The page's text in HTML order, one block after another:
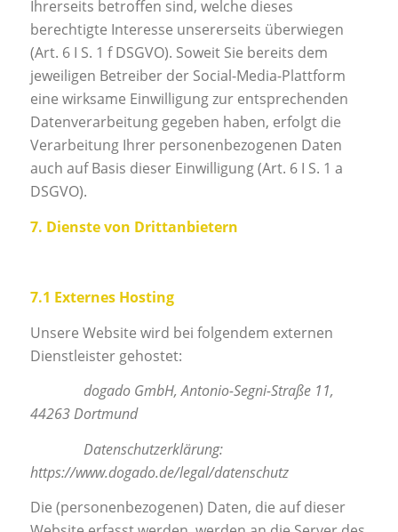
Ihrerseits betroffen sind, welche dieses
berechtigte Interesse unsererseits überwiegen
(Art. 6 I S. 1 f DSGVO). Soweit Sie bereits dem
jeweiligen Betreiber der Social-Media-Plattform
eine wirksame Einwilligung zur entsprechenden
Datenverarbeitung gegeben haben, erfolgt die
Verarbeitung Ihrer personenbezogenen Daten
auch auf Basis dieser Einwilligung (Art. 6 I S. 1 a
DSGVO).
7. Dienste von Drittanbietern
7.1 Externes Hosting
Unsere Website wird bei folgendem externen
Dienstleister gehostet:
dogado GmbH, Antonio-Segni-Straße 11,
44263 Dortmund
Datenschutzerklärung:
https://www.dogado.de/legal/datenschutz
Die (personenbezogenen) Daten, die auf dieser